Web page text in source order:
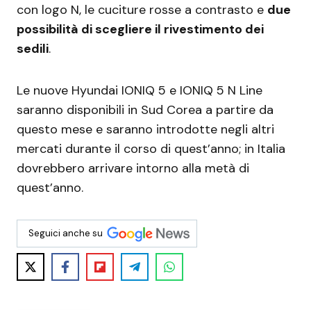
con logo N, le cuciture rosse a contrasto e due
possibilità di scegliere il rivestimento dei
sedili.
Le nuove Hyundai IONIQ 5 e IONIQ 5 N Line
saranno disponibili in Sud Corea a partire da
questo mese e saranno introdotte negli altri
mercati durante il corso di quest’anno; in Italia
dovrebbero arrivare intorno alla metà di
quest’anno.
Seguici anche su